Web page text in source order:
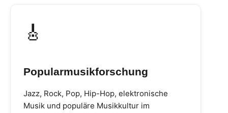
🎸
Popularmusikforschung
Jazz, Rock, Pop, Hip-Hop, elektronische
Musik und populäre Musikkultur im